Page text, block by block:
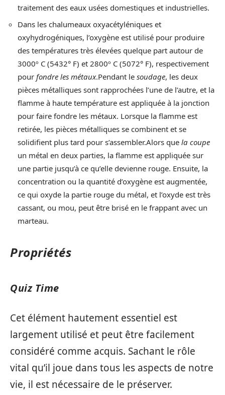
traitement des eaux usées domestiques et industrielles.
Dans les chalumeaux oxyacétyléniques et
oxyhydrogéniques, l’oxygène est utilisé pour produire
des températures très élevées quelque part autour de
3000º C (5432° F) et 2800º C (5072° F), respectivement
pour fondre les métaux.Pendant le soudage, les deux
pièces métalliques sont rapprochées l’une de l’autre, et la
flamme à haute température est appliquée à la jonction
pour faire fondre les métaux. Lorsque la flamme est
retirée, les pièces métalliques se combinent et se
solidifient plus tard pour s’assembler.Alors que la coupe
un métal en deux parties, la flamme est appliquée sur
une partie jusqu’à ce qu’elle devienne rouge. Ensuite, la
concentration ou la quantité d’oxygène est augmentée,
ce qui oxyde la partie rouge du métal, et l’oxyde est très
cassant, ou mou, peut être brisé en le frappant avec un
marteau.
Propriétés
Quiz Time
Cet élément hautement essentiel est
largement utilisé et peut être facilement
considéré comme acquis. Sachant le rôle
vital qu’il joue dans tous les aspects de notre
vie, il est nécessaire de le préserver.